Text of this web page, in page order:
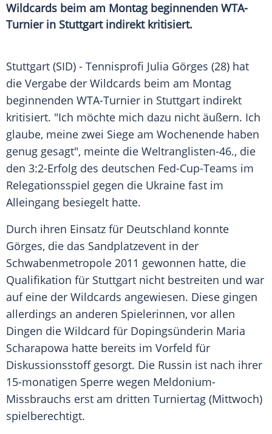
Wildcards beim am Montag beginnenden WTA-
Turnier in Stuttgart indirekt kritisiert.
Stuttgart (SID) - Tennisprofi Julia Görges (28) hat
die Vergabe der Wildcards beim am Montag
beginnenden WTA-Turnier in Stuttgart indirekt
kritisiert. "Ich möchte mich dazu nicht äußern. Ich
glaube, meine zwei Siege am Wochenende haben
genug gesagt", meinte die Weltranglisten-46., die
den 3:2-Erfolg des deutschen Fed-Cup-Teams im
Relegationsspiel gegen die Ukraine fast im
Alleingang besiegelt hatte.
Durch ihren Einsatz für Deutschland konnte
Görges, die das Sandplatzevent in der
Schwabenmetropole 2011 gewonnen hatte, die
Qualifikation für Stuttgart nicht bestreiten und war
auf eine der Wildcards angewiesen. Diese gingen
allerdings an anderen Spielerinnen, vor allen
Dingen die Wildcard für Dopingsünderin Maria
Scharapowa hatte bereits im Vorfeld für
Diskussionsstoff gesorgt. Die Russin ist nach ihrer
15-monatigen Sperre wegen Meldonium-
Missbrauchs erst am dritten Turniertag (Mittwoch)
spielberechtigt.